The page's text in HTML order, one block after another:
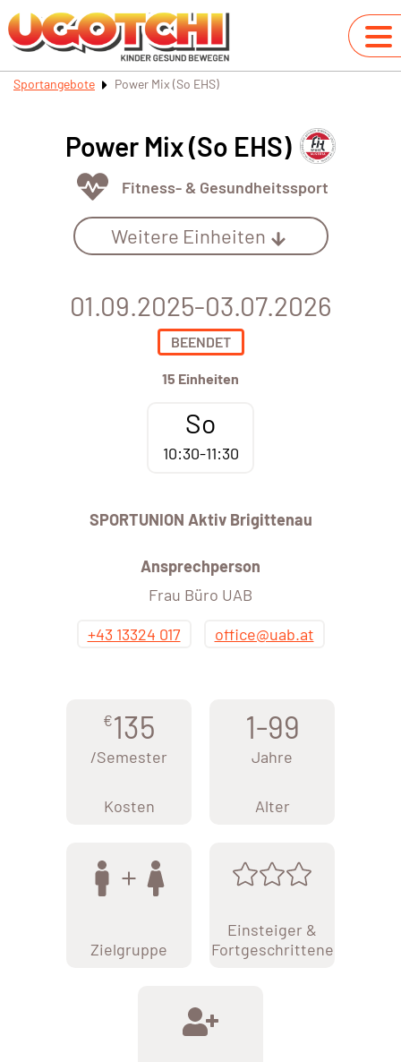
Sportangebote Power Mix (So EHS)
Power Mix (So EHS)
Fitness- & Gesundheitssport
Weitere Einheiten
01.09.2025-03.07.2026
BEENDET
15 Einheiten
So
10:30-11:30
SPORTUNION Aktiv Brigittenau
Ansprechperson
Frau Büro UAB
+43 13324 017
office@uab.at
€135
/Semester
Kosten
1-99
Jahre
Alter
Zielgruppe
Einsteiger &
Fortgeschrittene